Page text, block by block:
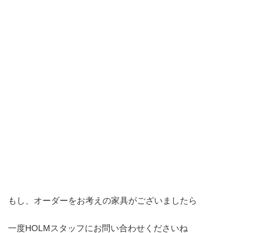
もし、オーダーをお考えの家具がございましたら
一度HOLMスタッフにお問い合わせくださいね